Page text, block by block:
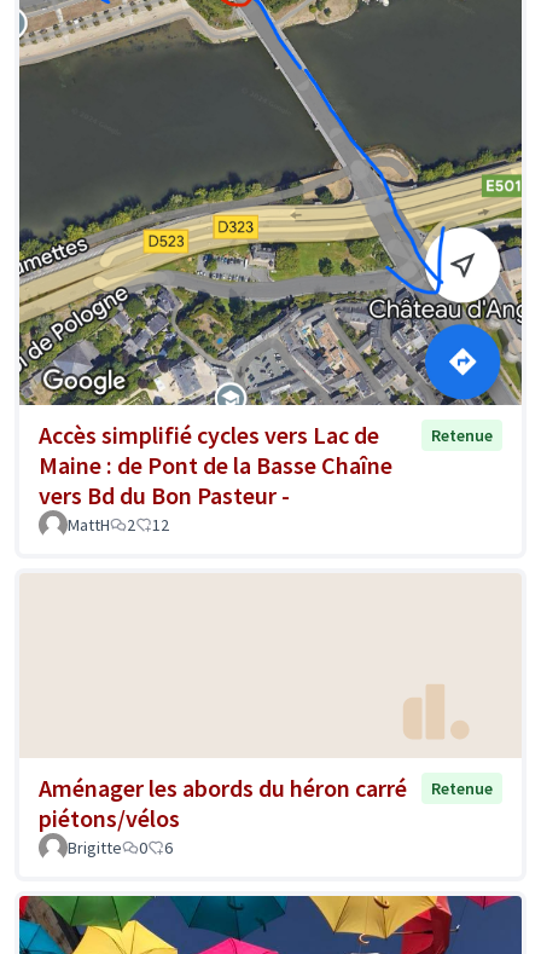
Accès simplifié cycles vers Lac de
Maine : de Pont de la Basse Chaîne
vers Bd du Bon Pasteur -
Retenue
MattH 2 12
Aménager les abords du héron carré
piétons/vélos
Retenue
Brigitte 0 6